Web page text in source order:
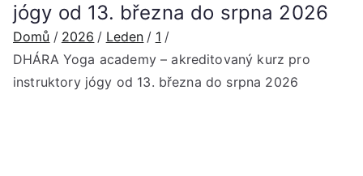
jógy od 13. března do srpna 2026
Domů 2026 Leden
1
DHÁRA Yoga academy – akreditovaný kurz pro
instruktory jógy od 13. března do srpna 2026